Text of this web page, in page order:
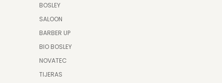
BOSLEY
SALOON
BARBER UP
BIO BOSLEY
NOVATEC
TIJERAS